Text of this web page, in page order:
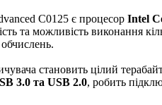
C0125 є процесор Intel
та можливість виконання
становить цілий
3.0 та USB 2.0, робить